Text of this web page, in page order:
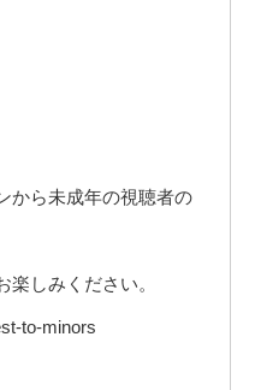
から未成年の視聴者の
しみください。
to-minors